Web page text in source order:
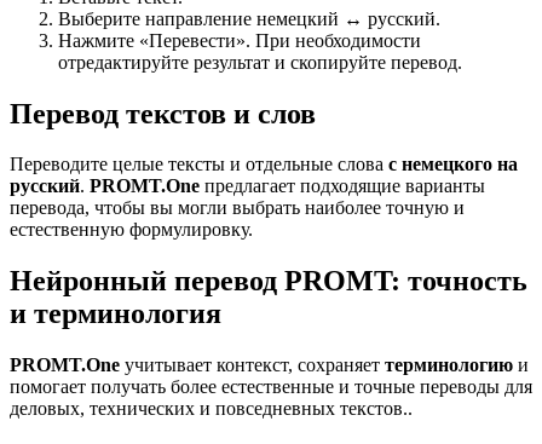
Выберите направление немецкий ↔ русский.
Нажмите «Перевести». При необходимости
отредактируйте результат и скопируйте перевод.
Перевод текстов и слов
Переводите целые тексты и отдельные слова с немецкого на
русский. PROMT.One предлагает подходящие варианты
перевода, чтобы вы могли выбрать наиболее точную и
естественную формулировку.
Нейронный перевод PROMT: точность
и терминология
PROMT.One учитывает контекст, сохраняет терминологию и
помогает получать более естественные и точные переводы для
деловых, технических и повседневных текстов..